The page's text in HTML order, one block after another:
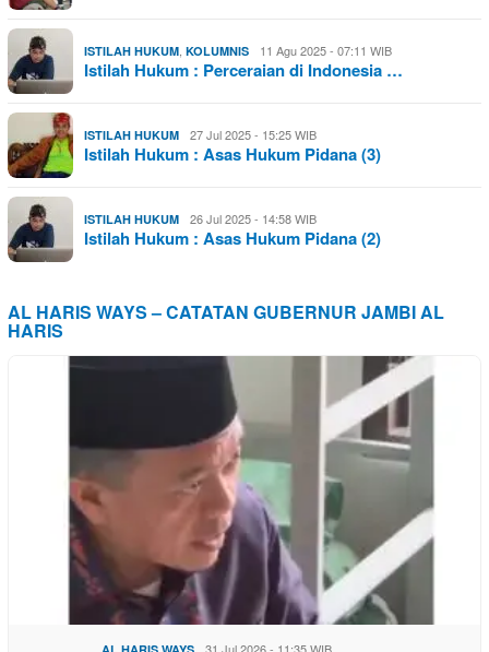
ISTILAH HUKUM, KOLUMNIS 11 Agu 2025 - 07:11 WIB
Istilah Hukum : Perceraian di Indonesia …
ISTILAH HUKUM 27 Jul 2025 - 15:25 WIB
Istilah Hukum : Asas Hukum Pidana (3)
ISTILAH HUKUM 26 Jul 2025 - 14:58 WIB
Istilah Hukum : Asas Hukum Pidana (2)
AL HARIS WAYS – CATATAN GUBERNUR JAMBI AL
HARIS